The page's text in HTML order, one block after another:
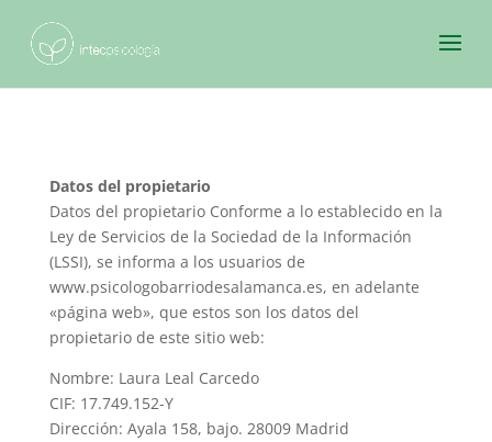
Datos del propietario
Datos del propietario Conforme a lo establecido en la
Ley de Servicios de la Sociedad de la Información
(LSSI), se informa a los usuarios de
www.psicologobarriodesalamanca.es, en adelante
«página web», que estos son los datos del
propietario de este sitio web:
Nombre: Laura Leal Carcedo
CIF: 17.749.152-Y
Dirección: Ayala 158, bajo. 28009 Madrid